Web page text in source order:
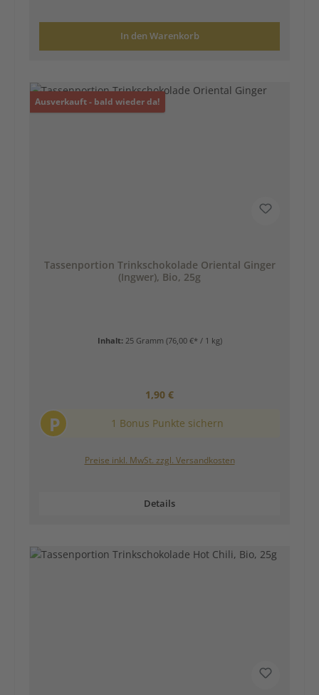
In den Warenkorb
Ausverkauft - bald wieder da!
Tassenportion Trinkschokolade Oriental Ginger
(Ingwer), Bio, 25g
Inhalt: 25 Gramm (76,00 €* / 1 kg)
Regulärer Preis:
1,90 €
P 1 Bonus Punkte sichern
Preise inkl. MwSt. zzgl. Versandkosten
Details